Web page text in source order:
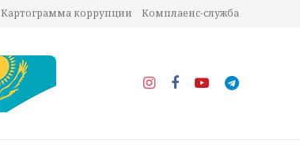
Картограмма коррупции Комплаенс-служба